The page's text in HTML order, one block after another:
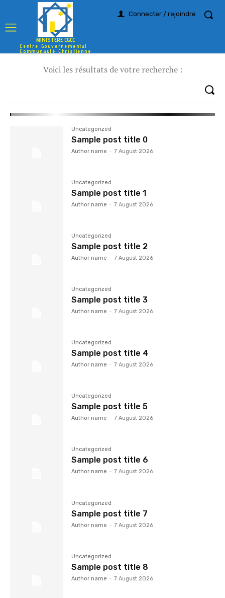
MINISTERE CGCC
Centre Gouvernemental
Communauté Christienne
Connecter / rejoindre
Voici les résultats de votre recherche :
Uncategorized
Sample post title 0
Author name - 7 August 2026
Uncategorized
Sample post title 1
Author name - 7 August 2026
Uncategorized
Sample post title 2
Author name - 7 August 2026
Uncategorized
Sample post title 3
Author name - 7 August 2026
Uncategorized
Sample post title 4
Author name - 7 August 2026
Uncategorized
Sample post title 5
Author name - 7 August 2026
Uncategorized
Sample post title 6
Author name - 7 August 2026
Uncategorized
Sample post title 7
Author name - 7 August 2026
Uncategorized
Sample post title 8
Author name - 7 August 2026